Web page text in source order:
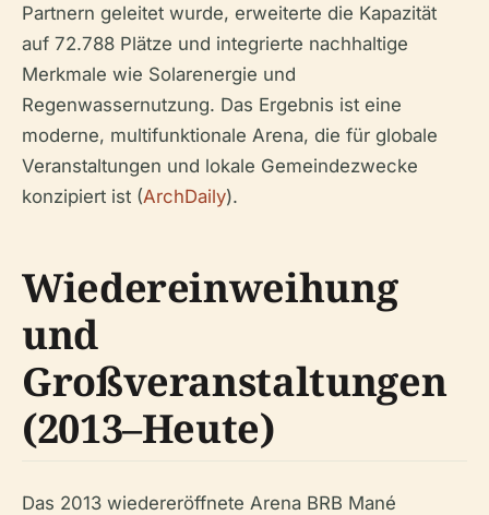
Partnern geleitet wurde, erweiterte die Kapazität
auf 72.788 Plätze und integrierte nachhaltige
Merkmale wie Solarenergie und
Regenwassernutzung. Das Ergebnis ist eine
moderne, multifunktionale Arena, die für globale
Veranstaltungen und lokale Gemeindezwecke
konzipiert ist (ArchDaily).
Wiedereinweihung
und
Großveranstaltungen
(2013–Heute)
Das 2013 wiedereröffnete Arena BRB Mané